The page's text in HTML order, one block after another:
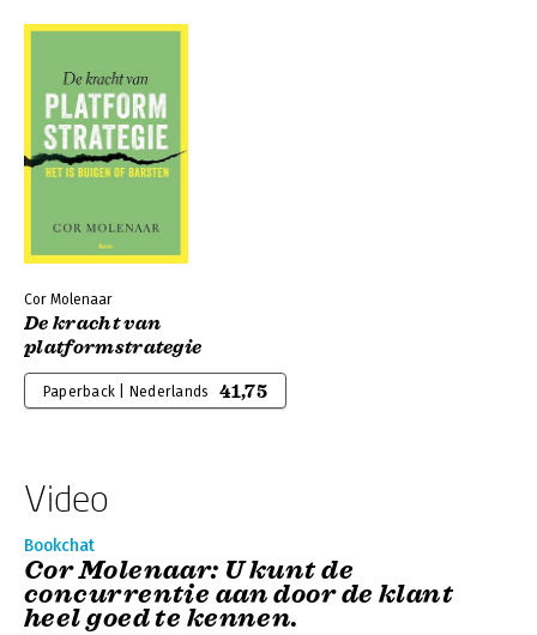
Cor Molenaar
De kracht van
platformstrategie
Paperback | Nederlands 41,75
Video
Bookchat
Cor Molenaar: U kunt de
concurrentie aan door de klant
heel goed te kennen.